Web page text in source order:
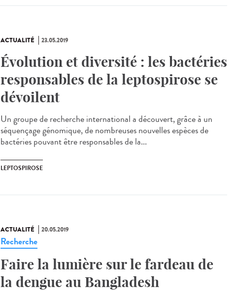
ACTUALITÉ 23.05.2019
Évolution et diversité : les bactéries
responsables de la leptospirose se
dévoilent
Un groupe de recherche international a découvert, grâce à un
séquençage génomique, de nombreuses nouvelles espèces de
bactéries pouvant être responsables de la...
LEPTOSPIROSE
ACTUALITÉ 20.05.2019
Recherche
Faire la lumière sur le fardeau de
la dengue au Bangladesh